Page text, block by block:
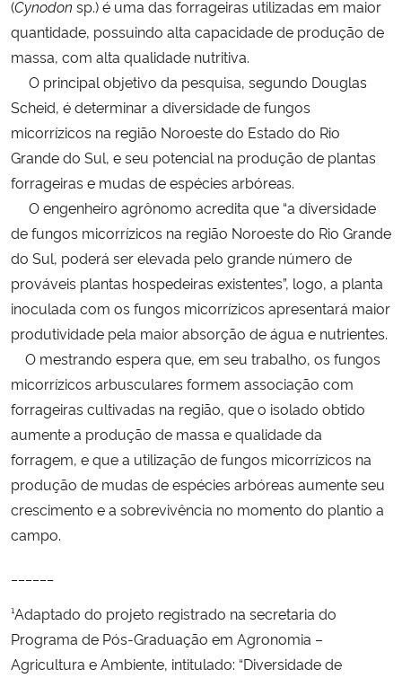
(Cynodon sp.) é uma das forrageiras utilizadas em maior
quantidade, possuindo alta capacidade de produção de
massa, com alta qualidade nutritiva.
O principal objetivo da pesquisa, segundo Douglas
Scheid, é determinar a diversidade de fungos
micorrízicos na região Noroeste do Estado do Rio
Grande do Sul, e seu potencial na produção de plantas
forrageiras e mudas de espécies arbóreas.
O engenheiro agrônomo acredita que “a diversidade
de fungos micorrízicos na região Noroeste do Rio Grande
do Sul, poderá ser elevada pelo grande número de
prováveis plantas hospedeiras existentes”, logo, a planta
inoculada com os fungos micorrízicos apresentará maior
produtividade pela maior absorção de água e nutrientes.
O mestrando espera que, em seu trabalho, os fungos
micorrízicos arbusculares formem associação com
forrageiras cultivadas na região, que o isolado obtido
aumente a produção de massa e qualidade da
forragem, e que a utilização de fungos micorrízicos na
produção de mudas de espécies arbóreas aumente seu
crescimento e a sobrevivência no momento do plantio a
campo.
¹Adaptado do projeto registrado na secretaria do
Programa de Pós-Graduação em Agronomia –
Agricultura e Ambiente, intitulado: “Diversidade de